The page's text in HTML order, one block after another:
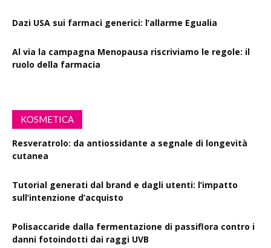
Dazi USA sui farmaci generici: l’allarme Egualia
Al via la campagna Menopausa riscriviamo le regole: il
ruolo della farmacia
KOSMETICA
Resveratrolo: da antiossidante a segnale di longevità
cutanea
Tutorial generati dal brand e dagli utenti: l’impatto
sull’intenzione d’acquisto
Polisaccaride dalla fermentazione di passiflora contro i
danni fotoindotti dai raggi UVB